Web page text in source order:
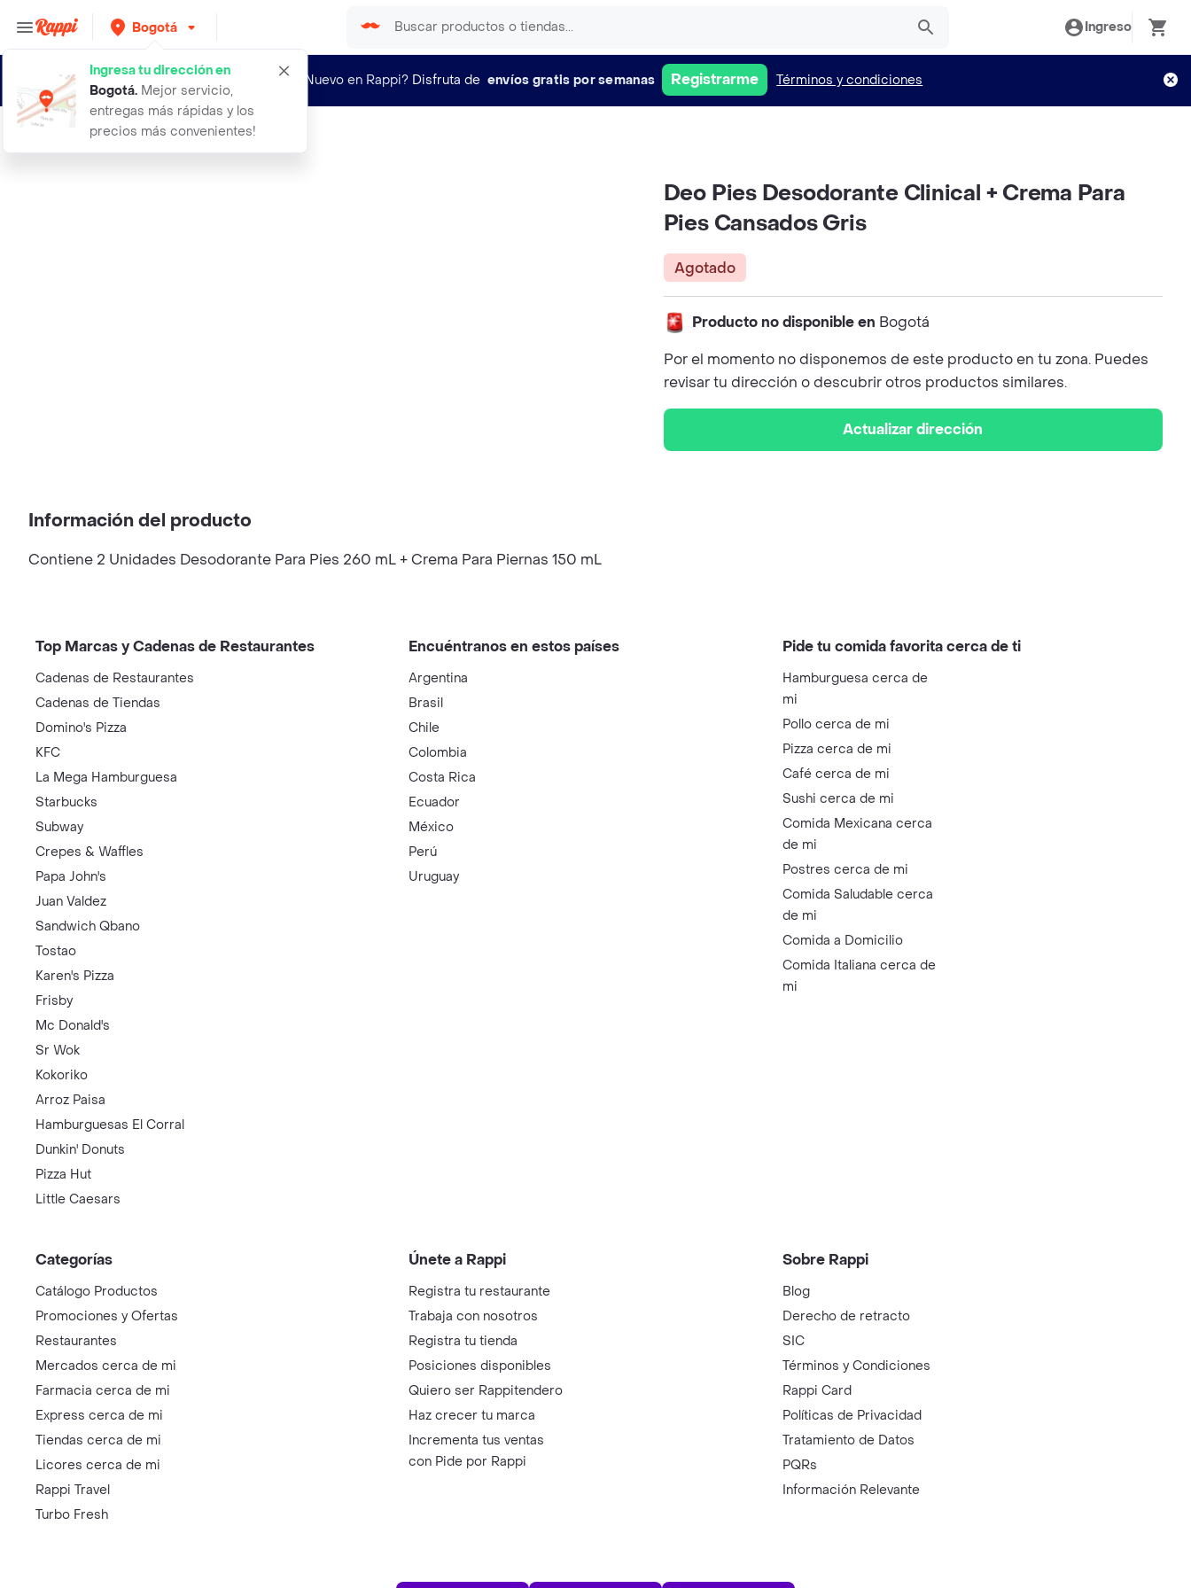
Bogotá
Ingresa tu dirección en
Bogotá. Mejor servicio,
entregas más rápidas y los
precios más convenientes!
Ingreso
¿Nuevo en Rappi? Disfruta de envíos gratis por semanas Registrarme Términos y condiciones
deo pies desodorante clinical crema
Deo Pies Desodorante Clinical + Crema Para
Pies Cansados Gris
Agotado
Producto no disponible en Bogotá
Por el momento no disponemos de este producto en tu zona. Puedes
revisar tu dirección o descubrir otros productos similares.
Actualizar dirección
Información del producto
Contiene 2 Unidades Desodorante Para Pies 260 mL + Crema Para Piernas 150 mL
Top Marcas y Cadenas de Restaurantes
Cadenas de Restaurantes
Cadenas de Tiendas
Domino's Pizza
KFC
La Mega Hamburguesa
Starbucks
Subway
Crepes & Waffles
Papa John's
Juan Valdez
Sandwich Qbano
Tostao
Karen's Pizza
Frisby
Mc Donald's
Sr Wok
Kokoriko
Arroz Paisa
Hamburguesas El Corral
Dunkin' Donuts
Pizza Hut
Little Caesars
Encuéntranos en estos países
Argentina
Brasil
Chile
Colombia
Costa Rica
Ecuador
México
Perú
Uruguay
Pide tu comida favorita cerca de ti
Hamburguesa cerca de
mi
Pollo cerca de mi
Pizza cerca de mi
Café cerca de mi
Sushi cerca de mi
Comida Mexicana cerca
de mi
Postres cerca de mi
Comida Saludable cerca
de mi
Comida a Domicilio
Comida Italiana cerca de
mi
Categorías
Catálogo Productos
Promociones y Ofertas
Restaurantes
Mercados cerca de mi
Farmacia cerca de mi
Express cerca de mi
Tiendas cerca de mi
Licores cerca de mi
Rappi Travel
Turbo Fresh
Únete a Rappi
Registra tu restaurante
Trabaja con nosotros
Registra tu tienda
Posiciones disponibles
Quiero ser Rappitendero
Haz crecer tu marca
Incrementa tus ventas
con Pide por Rappi
Sobre Rappi
Blog
Derecho de retracto
SIC
Términos y Condiciones
Rappi Card
Políticas de Privacidad
Tratamiento de Datos
PQRs
Información Relevante